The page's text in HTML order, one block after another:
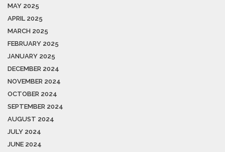
MAY 2025
APRIL 2025
MARCH 2025
FEBRUARY 2025
JANUARY 2025
DECEMBER 2024
NOVEMBER 2024
OCTOBER 2024
SEPTEMBER 2024
AUGUST 2024
JULY 2024
JUNE 2024